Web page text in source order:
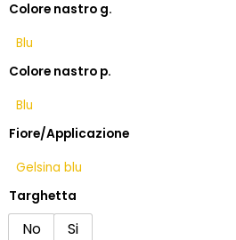
Colore nastro g.
Colore nastro p.
Fiore/Applicazione
Targhetta
No Si
in
argento